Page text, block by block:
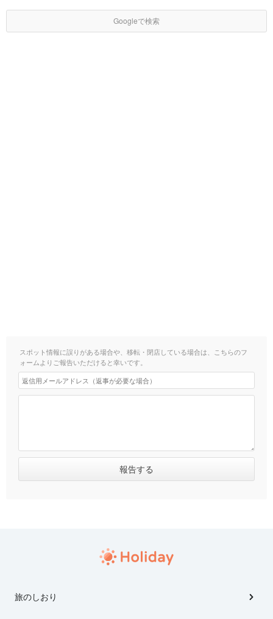
Googleで検索
スポット情報に誤りがある場合や、移転・閉店している場合は、こちらのフ
ォームよりご報告いただけると幸いです。
旅のしおり